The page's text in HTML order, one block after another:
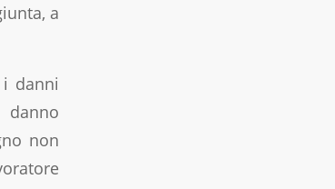
a
danni
danno
non